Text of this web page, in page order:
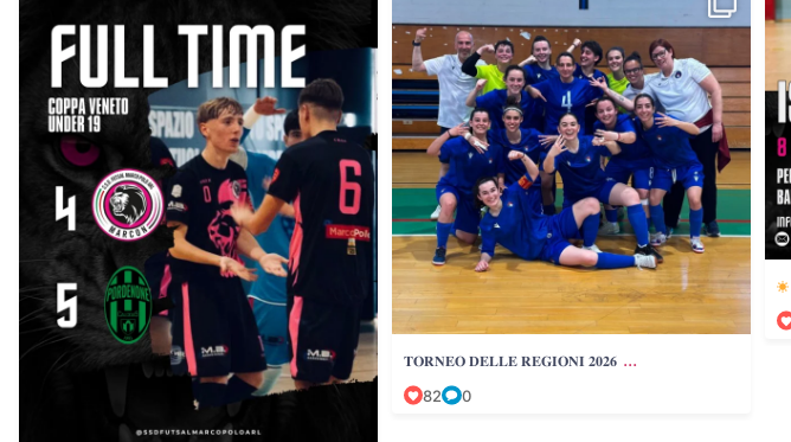
82 0
𝐓𝐎𝐑𝐍𝐄𝐎 𝐃𝐄𝐋𝐋𝐄 𝐑𝐄𝐆𝐈𝐎𝐍𝐈 𝟐𝟎𝟐𝟔 ...
82 0
𝐔𝐧𝐝𝐞𝐫 𝟏𝟗 -
55 1